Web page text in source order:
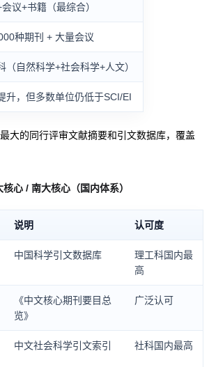
议+书籍（最综合）
种期刊 + 大量会议
（自然科学+社会科学+人文）
升，但多数单位仍低于SCI/EI
大的同行评审文献摘要和引文数据库，覆盖
心 / 南大核心（国内体系）
说明 认可度
中国科学引文数据库
理工科国内最
高
《中文核心期刊要目总
览》
广泛认可
中文社会科学引文索引 社科国内最高